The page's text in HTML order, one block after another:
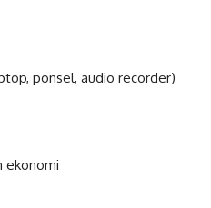
ponsel, audio recorder)
ekonomi